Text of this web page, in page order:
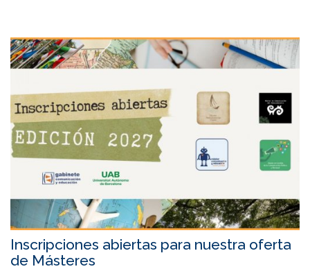
Inscripciones abiertas para nuestra oferta
de Másteres